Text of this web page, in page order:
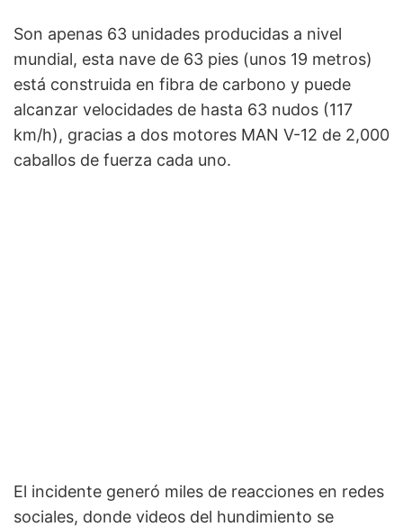
Son apenas 63 unidades producidas a nivel
mundial, esta nave de 63 pies (unos 19 metros)
está construida en fibra de carbono y puede
alcanzar velocidades de hasta 63 nudos (117
km/h), gracias a dos motores MAN V-12 de 2,000
caballos de fuerza cada uno.
El incidente generó miles de reacciones en redes
sociales, donde videos del hundimiento se